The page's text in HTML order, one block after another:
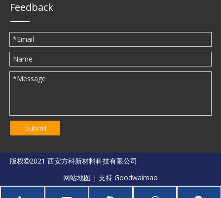
Feedback
Submit
版权2021 西安方科新材料科技有限公司
网站地图 | 支持 Goodwaimao